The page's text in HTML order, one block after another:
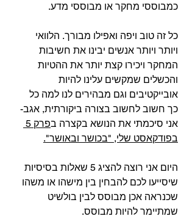
כמבוססי מחקר או מבוססי מדע.⁣
כל זה טוב ויפה ואפילו מבורך. הלוואי
ויותר ויותר אנשים יבינו את חשיבות
המחקר ויכירו קצת יותר את ההטיות
והכשלים שמקשים עלינו להיות
אובייקטיבים וגם מבהירים לנו למה כל
כך חשוב לחשוב בצורה ביקורתית, אגב-
אני סיכמתי את הנושא בקצרה ב
בפודקאסט שלי, "בכושר ובאושר".⁣
היום אני רוצה להציג 5 שאלות בסיסיות
שיסייעו לכם להבחין בין מישהו או משהו
שכנראה אכן מבוסס לבין בולשיט
שמתיימר להיות מבוסס.⁣